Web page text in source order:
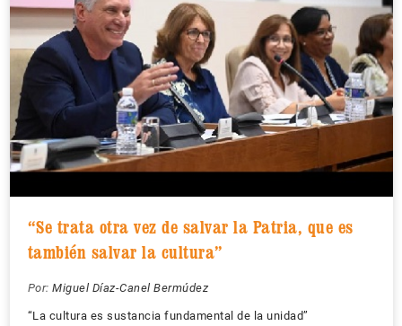
“Se trata otra vez de salvar la Patria, que es
también salvar la cultura”
Por: Miguel Díaz-Canel Bermúdez
“La cultura es sustancia fundamental de la unidad”